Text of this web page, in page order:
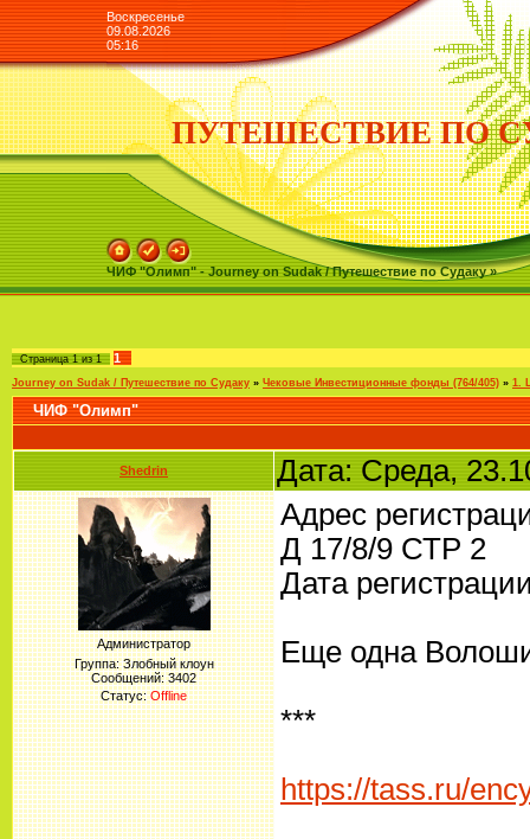
Воскресенье
09.08.2026
05:16
ПУТЕШЕСТВИЕ ПО
ЧИФ "Олимп" - Journey on Sudak / Путешествие по Судаку »
Страница1из1 1
Journey on Sudak / Путешествие по Судаку » Чековые Инвестиционные фонды (764/405) » 1.
ЧИФ "Олимп"
Shedrin Дата: Среда,
Администратор
Группа: Злобный клоун
Сообщений:3402
Статус:Offline
Адрес
Д 17/8/9 СТР 2
Дата
Еще одна
***
https://tass.ru/